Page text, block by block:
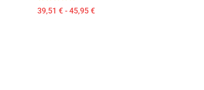
39,51 € - 45,95 €